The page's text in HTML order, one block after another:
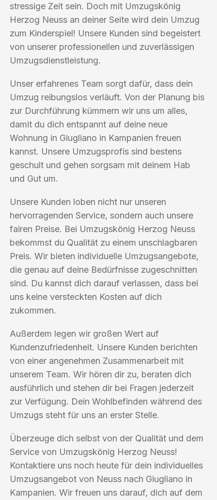
stressige Zeit sein. Doch mit Umzugskönig
Herzog Neuss an deiner Seite wird dein Umzug
zum Kinderspiel! Unsere Kunden sind begeistert
von unserer professionellen und zuverlässigen
Umzugsdienstleistung.
Unser erfahrenes Team sorgt dafür, dass dein
Umzug reibungslos verläuft. Von der Planung bis
zur Durchführung kümmern wir uns um alles,
damit du dich entspannt auf deine neue
Wohnung in Giugliano in Kampanien freuen
kannst. Unsere Umzugsprofis sind bestens
geschult und gehen sorgsam mit deinem Hab
und Gut um.
Unsere Kunden loben nicht nur unseren
hervorragenden Service, sondern auch unsere
fairen Preise. Bei Umzugskönig Herzog Neuss
bekommst du Qualität zu einem unschlagbaren
Preis. Wir bieten individuelle Umzugsangebote,
die genau auf deine Bedürfnisse zugeschnitten
sind. Du kannst dich darauf verlassen, dass bei
uns keine versteckten Kosten auf dich
zukommen.
Außerdem legen wir großen Wert auf
Kundenzufriedenheit. Unsere Kunden berichten
von einer angenehmen Zusammenarbeit mit
unserem Team. Wir hören dir zu, beraten dich
ausführlich und stehen dir bei Fragen jederzeit
zur Verfügung. Dein Wohlbefinden während des
Umzugs steht für uns an erster Stelle.
Überzeuge dich selbst von der Qualität und dem
Service von Umzugskönig Herzog Neuss!
Kontaktiere uns noch heute für dein individuelles
Umzugsangebot von Neuss nach Giugliano in
Kampanien. Wir freuen uns darauf, dich auf dem